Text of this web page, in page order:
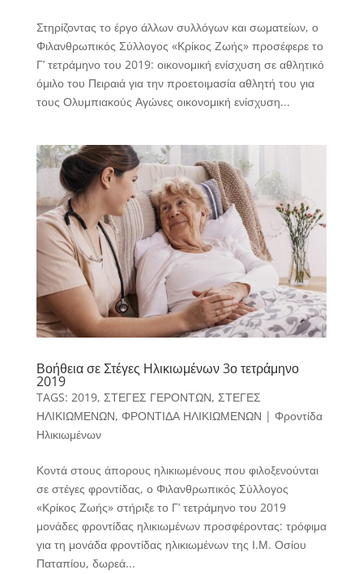
Στηρίζοντας το έργο άλλων συλλόγων και σωματείων, ο
Φιλανθρωπικός Σύλλογος «Κρίκος Ζωής» προσέφερε το
Γ’ τετράμηνο του 2019: οικονομική ενίσχυση σε αθλητικό
όμιλο του Πειραιά για την προετοιμασία αθλητή του για
τους Ολυμπιακούς Αγώνες οικονομική ενίσχυση...
Βοήθεια σε Στέγες Ηλικιωμένων 3ο τετράμηνο
2019
TAGS: 2019, ΣΤΕΓΕΣ ΓΕΡΟΝΤΩΝ, ΣΤΕΓΕΣ
ΗΛΙΚΙΩΜΕΝΩΝ, ΦΡΟΝΤΙΔΑ ΗΛΙΚΙΩΜΕΝΩΝ | Φροντίδα
Ηλικιωμένων
Κοντά στους άπορους ηλικιωμένους που φιλοξενούνται
σε στέγες φροντίδας, ο Φιλανθρωπικός Σύλλογος
«Κρίκος Ζωής» στήριξε το Γ’ τετράμηνο του 2019
μονάδες φροντίδας ηλικιωμένων προσφέροντας: τρόφιμα
για τη μονάδα φροντίδας ηλικιωμένων της Ι.Μ. Οσίου
Παταπίου, δωρεά...